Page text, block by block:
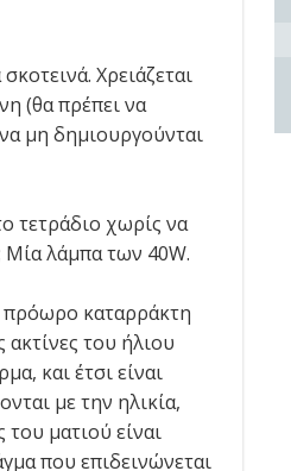
Χρειάζεται
(θα πρέπει να
μη δημιουργούνται
τετράδιο χωρίς να
Μία λάμπα των 40W.
πρόωρο καταρράκτη
του ήλιου
και έτσι είναι
με την ηλικία,
ματιού είναι
που επιδεινώνεται